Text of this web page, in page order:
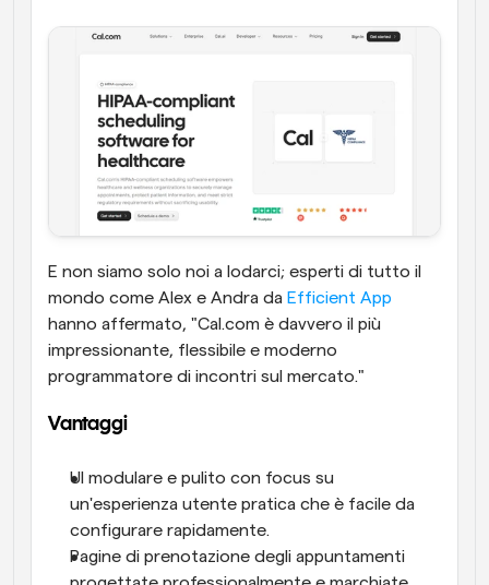
E non siamo solo noi a lodarci; esperti di tutto il
mondo come Alex e Andra da Efficient App
hanno affermato, "Cal.com è davvero il più
impressionante, flessibile e moderno
programmatore di incontri sul mercato."
Vantaggi
UI modulare e pulito con focus su
un'esperienza utente pratica che è facile da
configurare rapidamente.
Pagine di prenotazione degli appuntamenti